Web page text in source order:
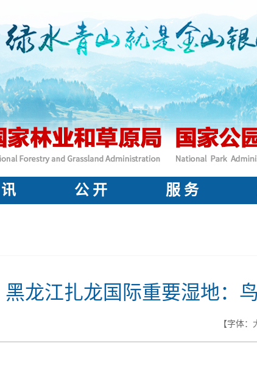
公 开 服 务
龙江扎龙国际重要湿地：
【字体：